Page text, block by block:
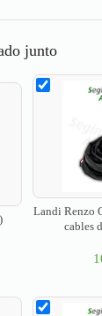
junto
Landi Renzo
cables